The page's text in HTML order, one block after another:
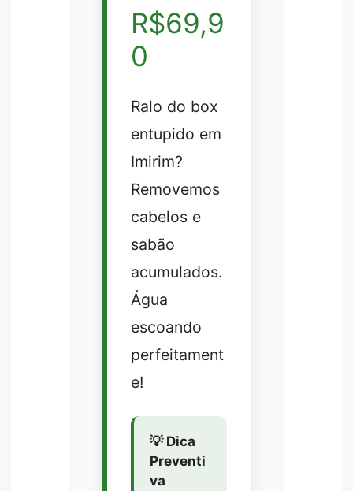
R$69,9
0
Ralo do box
entupido em
Imirim?
Removemos
cabelos e
sabão
acumulados.
Água
escoando
perfeitament
e!
💡 Dica
Preventi
va